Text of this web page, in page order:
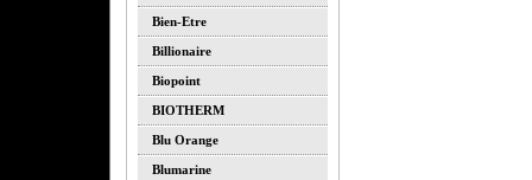
Bien-Etre
Billionaire
Biopoint
BIOTHERM
Blu Orange
Blumarine